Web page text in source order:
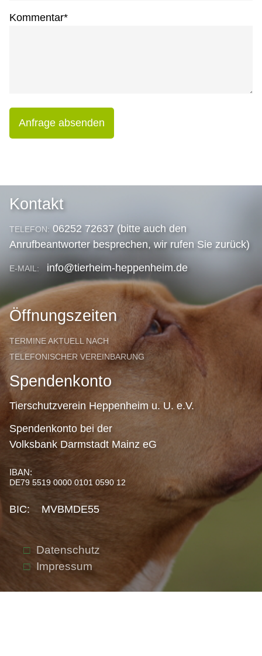
Kommentar*
Anfrage absenden
Kontakt
TELEFON: 06252 72637 (bitte auch den
Anrufbeantworter besprechen, wir rufen Sie zurück)
E-MAIL: info@tierheim-heppenheim.de
Öffnungszeiten
TERMINE AKTUELL NACH
TELEFONISCHER VEREINBARUNG
Spendenkonto
Tierschutzverein Heppenheim u. U. e.V.
Spendenkonto bei der
Volksbank Darmstadt Mainz eG
IBAN:
DE79 5519 0000 0101 0590 12
BIC: MVBMDE55
Datenschutz
Impressum